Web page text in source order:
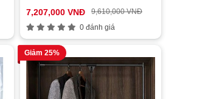
7,207,000 VNĐ
9,610,000 VNĐ
0 đánh giá
Giảm 25%